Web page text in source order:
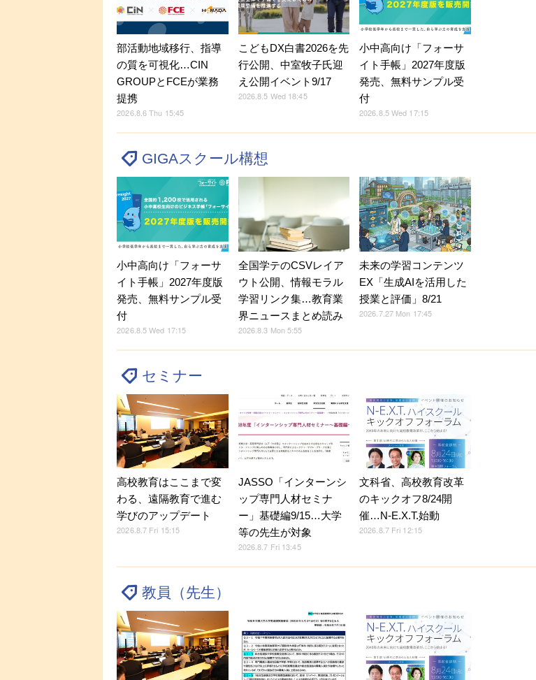
部活動地域移行、指導
の質を可視化…CIN
GROUPとFCEが業務
提携
2026.8.6 Thu 15:45
こどもDX白書2026を先
行公開、中室牧子氏迎
え公開イベント9/17
2026.8.5 Wed 18:45
小中高向け「フォーサ
イト手帳」2027年度版
発売、無料サンプル受
付
2026.8.5 Wed 17:15
GIGAスクール構想
小中高向け「フォーサ
イト手帳」2027年度版
発売、無料サンプル受
付
2026.8.5 Wed 17:15
全国学テのCSVレイア
ウト公開、情報モラル
学習リンク集…教育業
界ニュースまとめ読み
2026.8.3 Mon 5:55
未来の学習コンテンツ
EX「生成AIを活用した
授業と評価」8/21
2026.7.27 Mon 17:45
セミナー
高校教育はここまで変
わる、遠隔教育で進む
学びのアップデート
2026.8.7 Fri 15:15
JASSO「インターンシ
ップ専門人材セミナ
ー」基礎編9/15…大学
等の先生が対象
2026.8.7 Fri 13:45
文科省、高校教育改革
のキックオフ8/24開
催…N-E.X.T.始動
2026.8.7 Fri 12:15
教員（先生）